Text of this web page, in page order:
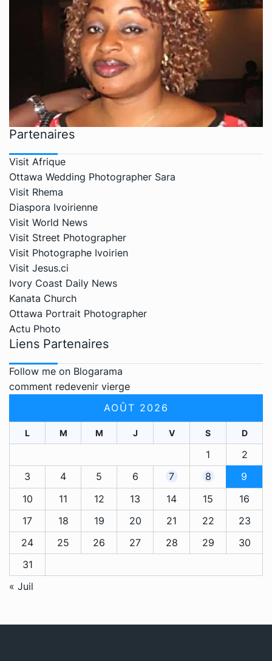
Partenaires
Visit Afrique
Ottawa Wedding Photographer Sara
Visit Rhema
Diaspora Ivoirienne
Visit World News
Visit Street Photographer
Visit Photographe Ivoirien
Visit Jesus.ci
Ivory Coast Daily News
Kanata Church
Ottawa Portrait Photographer
Actu Photo
Liens Partenaires
Follow me on Blogarama
comment redevenir vierge
AOÛT 2026
L M M J V S D
1
2
3
4 5 6 7 8
9
10
11 12 13 14 15
16
17
18 19 20 21 22
23
24
25 26 27 28 29
30
31
« Juil